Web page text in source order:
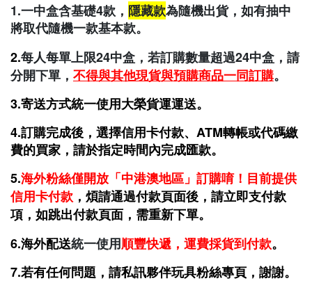
1.一中盒含基礎4款， 隱藏款為隨機出貨，如有抽中
將取代隨機一款基本款。
2.每人每單上限24中盒，若訂購數量超過24中盒，請
分開下單 ， 不得與其他現貨與預購商品一同訂購。
3.寄送方式統一使用大榮貨運運送。
4.訂購完成後，選擇信用卡付款、ATM轉帳或代碼繳
費的買家，請於指定時間內完成匯款。
5.海外粉絲僅開放「中港澳地區」訂購唷！目前提供
信用卡付款 ，煩請通過付款頁面後，請立即支付款
項，如跳出付款頁面，需重新下單。
6.海外配送統一使用順豐快遞，運費採貨到付款。
7.若有任何問題，請私訊夥伴玩具粉絲專頁，謝謝。